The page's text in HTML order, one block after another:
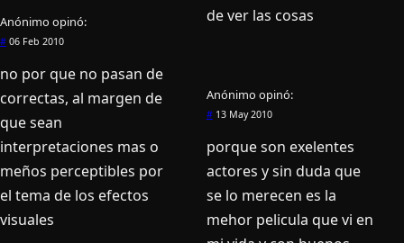
Anónimo opinó:
# 06 Feb 2010
no por que no pasan de
correctas, al margen de
que sean
interpretaciones mas o
meños perceptibles por
el tema de los efectos
visuales
de ver las cosas
Anónimo opinó:
#13 May 2010
porque son exelentes
actores y sin duda que
se lo merecen es la
mehor pelicula que vi en